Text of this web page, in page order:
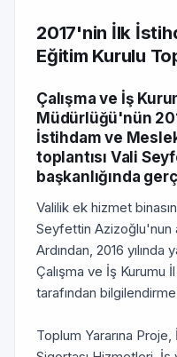
2017'nin İlk
Eğitim Kurulu
Çalışma ve İş
Müdürlüğü'nün
İstihdam ve
toplantısı Vali
başkanlığında
Valilik ek hizmet
Seyfettin Azizoğlu'nun
Ardından, 2016
Çalışma ve İş Kurumu
tarafından bilgilendirme
Toplum Yararına